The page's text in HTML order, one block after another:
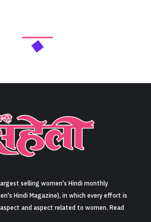
selling women's Hindi monthly
Hindi Magazine), in which every effort is
and aspect related to women. Read